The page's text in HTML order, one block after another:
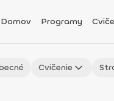
Domov Programy
Cvičenie